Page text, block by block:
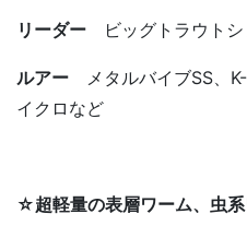
リーダー ビッグトラウト
ルアー
メタルバイブSS、
イクロなど
☆超軽量の表層ワーム、虫